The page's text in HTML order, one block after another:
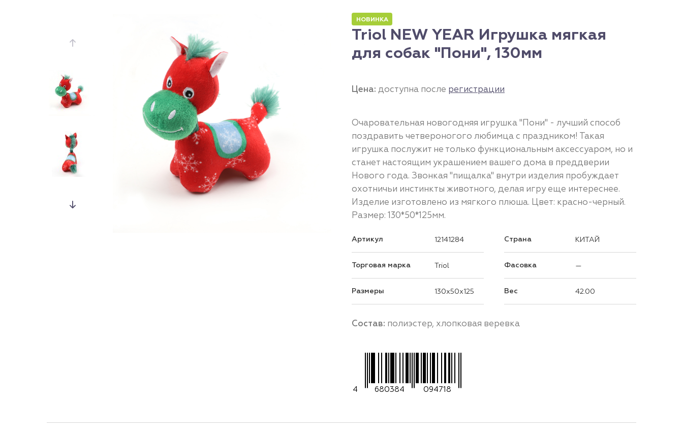
НОВИНКА
Triol NEW YEAR Игрушка мягкая
для собак "Пони", 130мм
Цена: доступна после регистрации
Очаровательная новогодняя игрушка "Пони" - лучший способ
поздравить четвероногого любимца с праздником! Такая
игрушка послужит не только функциональным аксессуаром, но и
станет настоящим украшением вашего дома в преддверии
Нового года. Звонкая "пищалка" внутри изделия пробуждает
охотничьи инстинкты животного, делая игру еще интереснее.
Изделие изготовлено из мягкого плюша. Цвет: красно-черный.
Размер: 130*50*125мм.
Артикул 12141284
Торговая марка Triol
Размеры 130x50x125
Страна КИТАЙ
Фасовка —
Вес 42.00
Состав: полиэстер, хлопковая веревка
4 680384 094718